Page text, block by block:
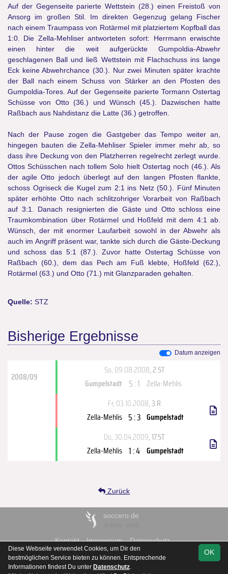
Auf der Gegenseite parierte Wettstein (28.) einen Freistoß von
Ansorg im großen Stil. Im direkten Gegenzug gelang Fischer
nach einem Traumpass von Rotärmel mit platziertem Kopfball das
1:0. Die Zella-Mehliser antworteten sofort: Herrmann erwischte
einen hinter die weit aufgerückte Gumpoldia-Abwehr
geschlagenen Ball und ließ Wettstein mit Flachschuss ins lange
Eck keine Abwehrchance (30.). Nur zwei Minuten später krachte
der Ball nach einem Schuss von Stärker an den Pfosten des
Gumpoldia-Tores. Auf der Gegenseite parierte Tormann Ostertag
Schüsse von Otto (36.) und Wünsch (45.). Dazwischen hatte
Raßbach aus Nahdistanz die Latte (36.) getroffen.
Nach der Pause zogen die Gastgeber das Tempo weiter an,
hingegen bauten die Zella-Mehliser Spieler immer mehr ab, so
dass ihre Deckung von den Platzherren regelrecht zerlegt wurde.
Ottos Schüsschen nach tollem Solo hielt Ostertag noch (46.). Als
der agile Otto jedoch überlegt auf den langen Pfosten flankte,
schoss Ogriseck die Kugel zum 2:1 ins Netz (50.). Fünf Minuten
später erhöhte Otto nach schlitzohriger Vorarbeit von Raßbach
auf 3:1. Danach resignierten die Gäste und Otto schloss eine
Traumkombination über Rotärmel und Hoßfeld mit dem 4:1 ab.
Wünsch, der mit enormer Laufarbeit sowohl in der Abwehr als
auch im Angriff präsent war, tankte sich durch die Gäste-Deckung
und schoss das 5:1 (87.). Zuvor hatte Ostertag Schüsse von
Raßbach (60.), dem das Pech am Fuß klebte, Hoßfeld (62.),
Rotärmel (63.) und Otto (71.) mit Glanzparaden gehalten.
Quelle: STZ
Bisherige Ergebnisse
Datum anzeigen
2008/09
Sa, 09.08.2008, 2.ST
Gumpelstadt 5 : 1 Zella-Mehlis
Fr, 03.10.2008, 3.R
Zella-Mehlis 5 : 3 Gumpelstadt
Do, 30.04.2009, 17.ST
Zella-Mehlis 1 : 4 Gumpelstadt
Zurück
soccero.de
Kontakt Impressum
Datenschutz
OK
Diese Webseite verwendet Cookies, um Dir den
bestmöglichen Service bieten zu können. Entsprechende
Informationen findest Du unter Datenschutz.